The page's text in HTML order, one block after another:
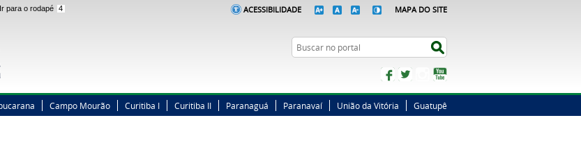
Ir para o rodapé 4 ACESSIBILIDADE MAPA DO SITE
Busca
FacebookTwitterInstagram
Campo Mourão Curitiba I Curitiba II Paranaguá Paranavaí União da Vitória Guatupê